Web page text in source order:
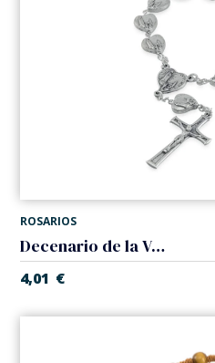
ROSARIOS
Decenario de la Virgen de Lourdes
4,01 €